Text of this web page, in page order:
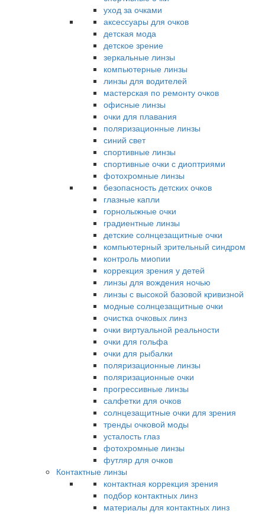
уход за очками
аксессуары для очков
детская мода
детское зрение
зеркальные линзы
компьютерные линзы
линзы для водителей
мастерская по ремонту очков
офисные линзы
очки для плавания
поляризационные линзы
синий свет
спортивные линзы
спортивные очки с диоптриями
фотохромные линзы
безопасность детских очков
глазные капли
горнолыжные очки
градиентные линзы
детские солнцезащитные очки
компьютерный зрительный синдром
контроль миопии
коррекция зрения у детей
линзы для вождения ночью
линзы с высокой базовой кривизной
модные солнцезащитные очки
очистка очковых линз
очки виртуальной реальности
очки для гольфа
очки для рыбалки
поляризационные линзы
поляризационные очки
прогрессивные линзы
салфетки для очков
солнцезащитные очки для зрения
тренды очковой моды
усталость глаз
фотохромные линзы
футляр для очков
Контактные линзы
контактная коррекция зрения
подбор контактных линз
материалы для контактных линз